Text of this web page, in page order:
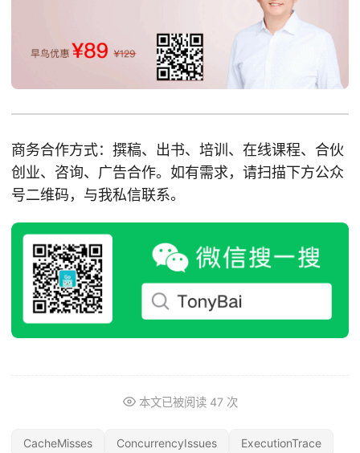
商务合作方式：撰稿、出书、培训、在线课程、合伙
创业、咨询、广告合作。如有需求，请扫描下方公众
号二维码，与我私信联系。
本文已被阅读 47次
CacheMisses ConcurrencyIssues ExecutionTrace